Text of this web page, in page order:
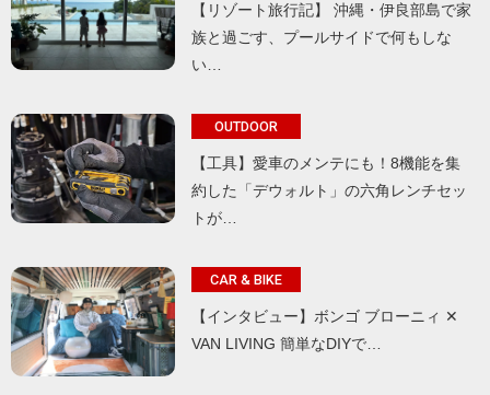
【リゾート旅行記】 沖縄・伊良部島で家
族と過ごす、プールサイドで何もしな
い…
OUTDOOR
【工具】愛車のメンテにも！8機能を集
約した「デウォルト」の六角レンチセッ
トが…
CAR & BIKE
【インタビュー】ボンゴ ブローニィ ✕
VAN LIVING 簡単なDIYで…